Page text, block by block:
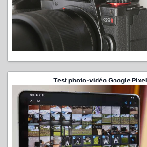
Test photo-vidéo Google